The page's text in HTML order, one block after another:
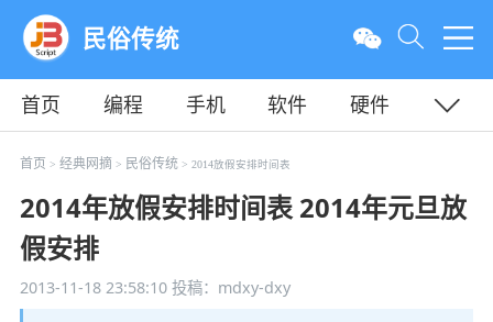
民俗传统
首页 编程 手机 软件
硬件
教程
平面 服务器
首页 > 经典网摘 > 民俗传统> 2014放假安排时间表
2014年放假安排时间表 2014年元旦放
假安排
2013-11-18 23:58:10投稿：mdxy-dxy